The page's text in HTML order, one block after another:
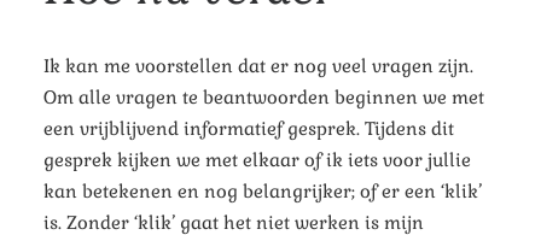
Ik kan me voorstellen dat er nog veel vragen zijn.
Om alle vragen te beantwoorden beginnen we met
een vrijblijvend informatief gesprek. Tijdens dit
gesprek kijken we met elkaar of ik iets voor jullie
kan betekenen en nog belangrijker; of er een ‘klik’
is. Zonder ‘klik’ gaat het niet werken is mijn